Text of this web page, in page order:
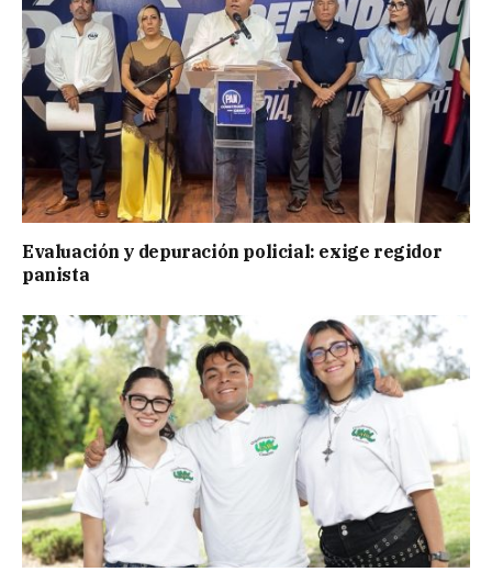
Evaluación y depuración policial: exige regidor
panista